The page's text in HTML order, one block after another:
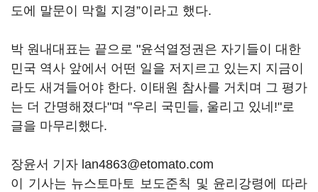
도에 말문이 막힐 지경”이라고 했다.
박 원내대표는 끝으로 "윤석열정권은 자기들이 대한
민국 역사 앞에서 어떤 일을 저지르고 있는지 지금이
라도 새겨들어야 한다. 이태원 참사를 거치며 그 평가
는 더 간명해졌다"며 "우리 국민들, 울리고 있네!"로
글을 마무리했다.
장윤서 기자 lan4863@etomato.com
이 기사는 뉴스토마토 보도준칙 및 윤리강령에 따라